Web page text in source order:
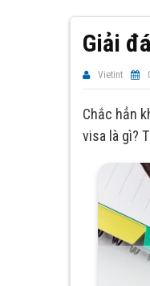
Giải
Vietint
Chắc hẳn
visa là gì?